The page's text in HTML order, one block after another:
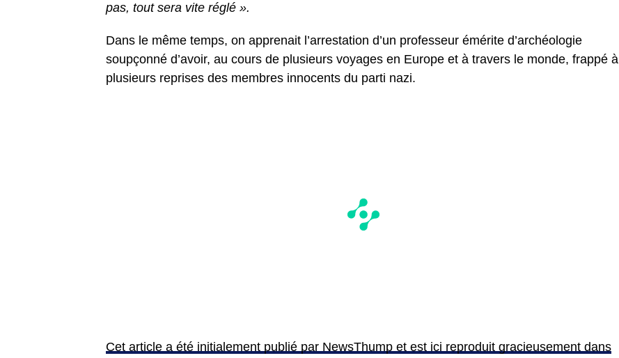
pas, tout sera vite réglé ».
Dans le même temps, on apprenait l’arrestation d’un professeur émérite d’archéologie
soupçonné d’avoir, au cours de plusieurs voyages en Europe et à travers le monde, frappé à
plusieurs reprises des membres innocents du parti nazi.
Cet article a été initialement publié par NewsThump et est ici reproduit gracieusement dans